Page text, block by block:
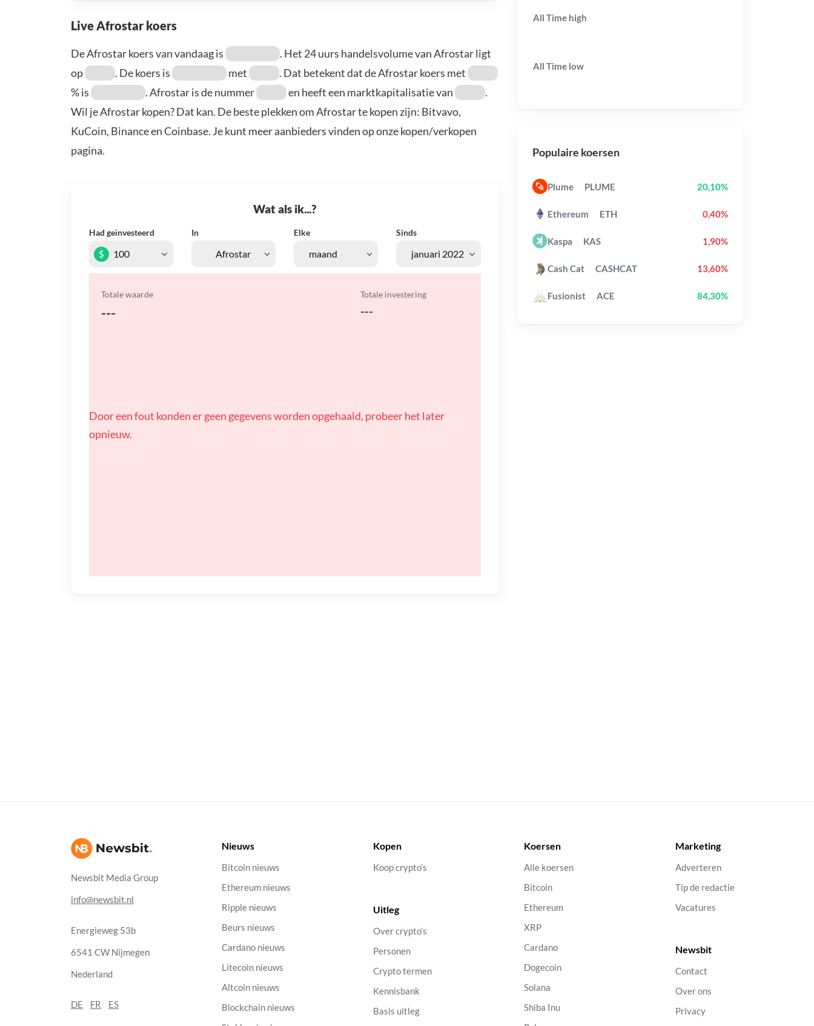
Live Afrostar koers
De Afrostar koers van vandaag is
. Het 24 uurs handelsvolume van Afrostar ligt
op
. De koers is met
. Dat betekent dat de Afrostar koers met
% is
. Afrostar is de nummer en heeft een marktkapitalisatie van
.
Wil je Afrostar kopen? Dat kan. De beste plekken om Afrostar te kopen zijn: Bitvavo,
KuCoin, Binance en Coinbase. Je kunt meer aanbieders vinden op onze kopen/verkopen
pagina.
Wat als ik...?
Had geïnvesteerd In Elke Sinds
$
Totale waarde
---
Totale investering
---
Door een fout konden er geen gegevens worden opgehaald, probeer het later
opnieuw.
All Time high
All Time low
Populaire koersen
Plume PLUME 20,10%
Ethereum ETH 0,40%
Kaspa KAS 1,90%
Cash Cat CASHCAT 13,60%
Fusionist ACE 84,30%
Newsbit Media Group
info@newsbit.nl
Energieweg 53b
6541 CW Nijmegen
Nederland
DE FR ES
Nieuws
Bitcoin nieuws
Ethereum nieuws
Ripple nieuws
Beurs nieuws
Cardano nieuws
Litecoin nieuws
Altcoin nieuws
Blockchain nieuws
Kopen
Koop crypto’s
Uitleg
Over crypto’s
Personen
Crypto termen
Kennisbank
Basis uitleg
Koersen
Alle koersen
Bitcoin
Ethereum
XRP
Cardano
Dogecoin
Solana
Shiba Inu
Marketing
Adverteren
Tip de redactie
Vacatures
Newsbit
Contact
Over ons
Privacy